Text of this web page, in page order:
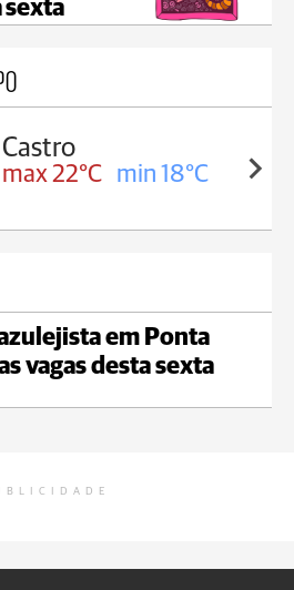
sexta
Castro
max 22°C min 18°C
em Ponta
vagas desta sexta